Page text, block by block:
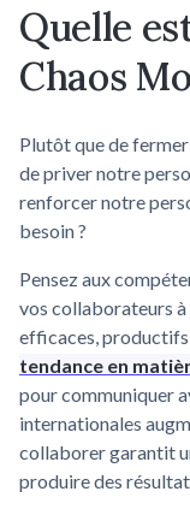
Quelle
Chaos
Plutôt que de
de priver notre
renforcer notre
besoin ?
Pensez aux
vos collaborateurs
efficaces,
tendance en
pour communiquer
internationales
collaborer garantit
produire des